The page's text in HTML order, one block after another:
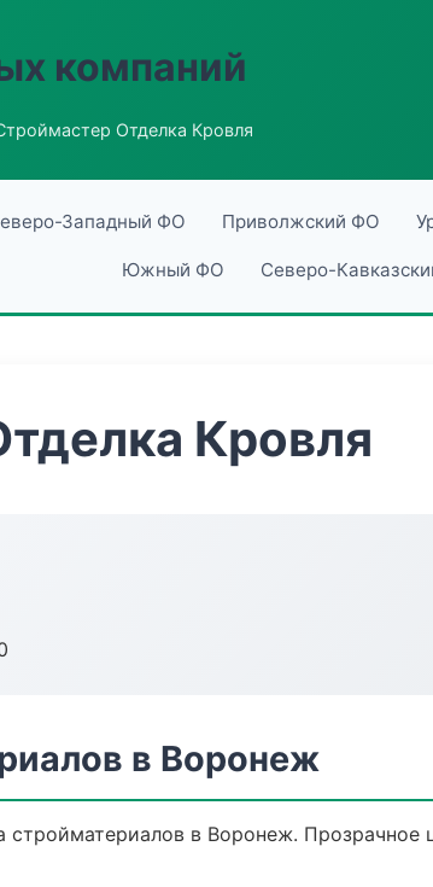
компаний
Отделка Кровля
Западный ФО Приволжский ФО
Южный ФО Северо-
Кровля
в Воронеж
в Воронеж. Прозрачное